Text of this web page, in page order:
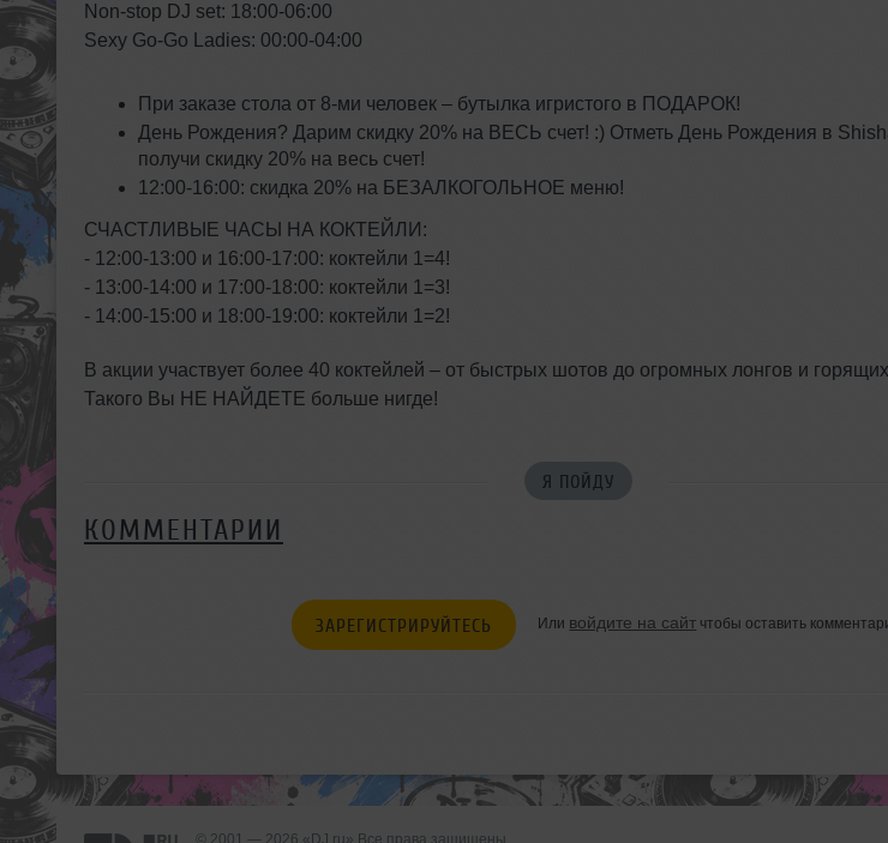
Non-stop DJ set: 18:00-06:00
Sexy Go-Go Ladies: 00:00-04:00
При заказе стола от 8-ми человек – бутылка игристого в ПОДАРОК!
День Рождения? Дарим скидку 20% на ВЕСЬ счет! :) Отметь День Рождения в
получи скидку 20% на весь счет!
12:00-16:00: скидка 20% на БЕЗАЛКОГОЛЬНОЕ меню!
СЧАСТЛИВЫЕ ЧАСЫ НА КОКТЕЙЛИ:
- 12:00-13:00 и 16:00-17:00: коктейли 1=4!
- 13:00-14:00 и 17:00-18:00: коктейли 1=3!
- 14:00-15:00 и 18:00-19:00: коктейли 1=2!
В акции участвует более 40 коктейлей – от быстрых шотов до огромных лонгов и
Такого Вы НЕ НАЙДЕТЕ больше нигде!
Я ПОЙДУ
КОММЕНТАРИИ
ЗАРЕГИСТРИРУЙТЕСЬ Или войдите на сайт чтобы оставить
© 2001 — 2026 «DJ.ru» Все права защищены.